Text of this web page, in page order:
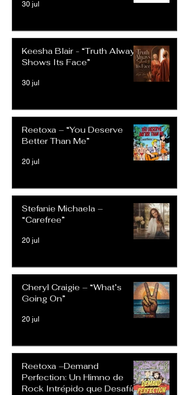
30 jul
Keesha Blair - “Truth Always
Shows Its Face”
30 jul
Reetoxa – “You Deserve
Better Than Me”
20 jul
Stefanie Michaela –
“Carefree”
20 jul
Cheryl Craigie – “What’s
Going On”
20 jul
Reetoxa –Demand
Perfection: Un Himno de
Rock Intrépido que Desafía